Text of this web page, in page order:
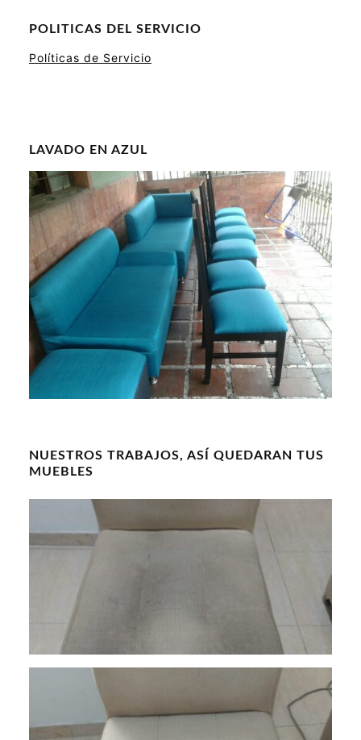
POLITICAS DEL SERVICIO
Políticas de Servicio
LAVADO EN AZUL
NUESTROS TRABAJOS, ASÍ QUEDARAN TUS
MUEBLES